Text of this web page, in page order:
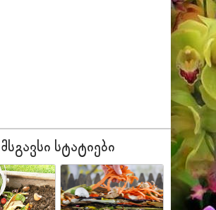
მსგავსი სტატიები